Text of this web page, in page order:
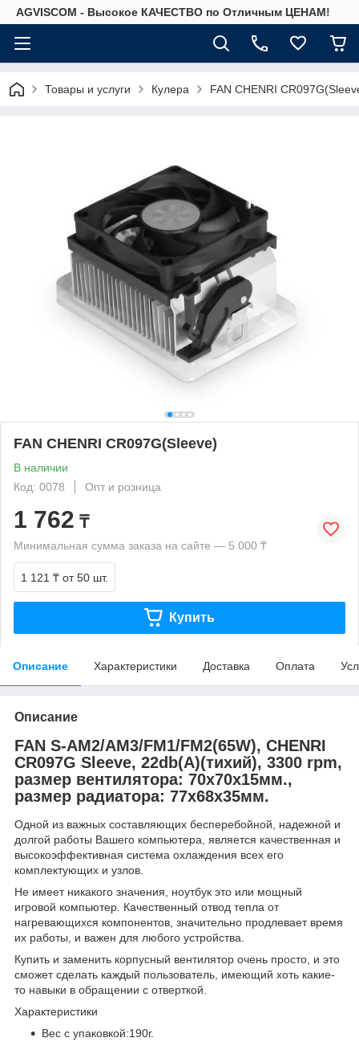
AGVISCOM - Высокое КАЧЕСТВО по Отличным ЦЕНАМ!
Товары и услуги Кулера FAN CHENRI
FAN CHENRI CR097G(Sleeve)
В наличии
Код: 0078
Опт и розница
1 762 ₸
Минимальная сумма заказа на сайте — 5 000 ₸
1 121 ₸ от 50 шт.
Купить
Описание Характеристики Доставка Оплата
Описание
FAN S-AM2/AM3/FM1/FM2(65W), CHENRI
CR097G Sleeve, 22db(A)(тихий), 3300 rpm,
размер вентилятора: 70х70х15мм.,
размер радиатора: 77х68х35мм.
Одной из важных составляющих бесперебойной, надежной и
долгой работы Вашего компьютера, является качественная и
высокоэффективная система охлаждения всех его
комплектующих и узлов.
Не имеет никакого значения, ноутбук это или мощный
игровой компьютер. Качественный отвод тепла от
нагревающихся компонентов, значительно продлевает время
их работы, и важен для любого устройства.
Купить и заменить корпусный вентилятор очень просто, и это
сможет сделать каждый пользователь, имеющий хоть какие-
то навыки в обращении с отверткой.
Характеристики
Вес с упаковкой:190г.